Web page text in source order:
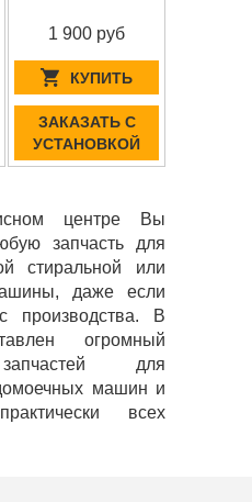
1 900 руб
КУПИТЬ
ЗАКАЗАТЬ С
УСТАНОВКОЙ
центре Вы
запчасть для
стиральной или
даже если
В
огромный
для
машин и
всех